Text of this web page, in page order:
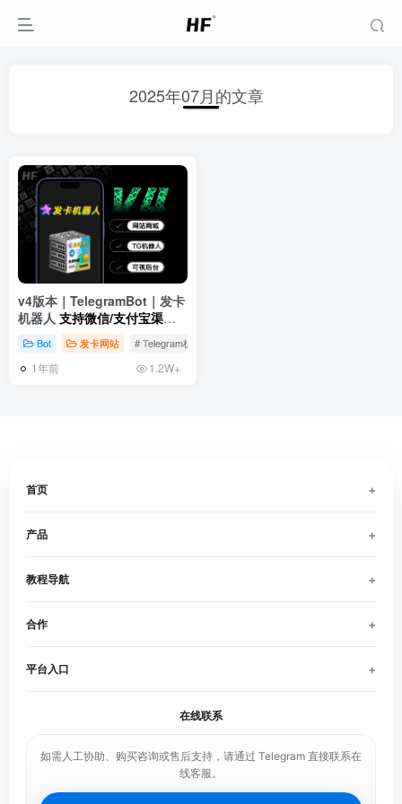
2025年07月的文章
v4版本｜TelegramBot｜发卡
机器人 支持微信/支付宝渠道
支付Bot 发卡网站 # Telegram机器人
1年前 1.2W+
首页 +
产品 +
教程导航 +
合作 +
平台入口 +
在线联系
如需人工协助、购买咨询或售后支持，请通过 Telegram 直接联系在
线客服。